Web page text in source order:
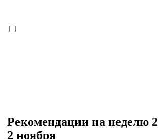
Рекомендации на неделю
2 ноября